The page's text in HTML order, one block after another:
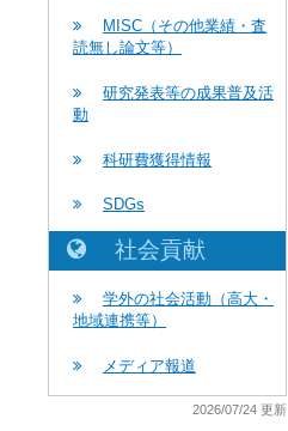
MISC（その他業績・査
読無し論文等）
研究発表等の成果普及活
動
科研費獲得情報
SDGs
社会貢献
学外の社会活動（高大・
地域連携等）
メディア報道
2026/07/24 更新